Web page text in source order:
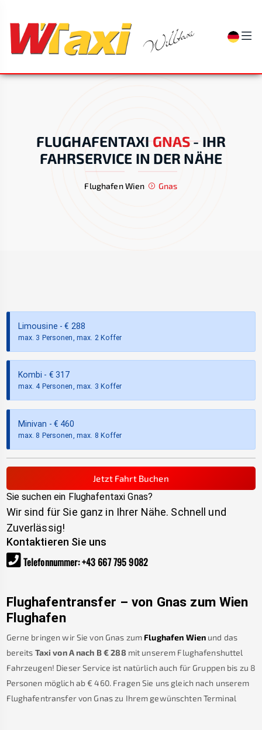
FLUGHAFENTAXI GNAS- IHR
FAHRSERVICE IN DER NÄHE
Flughafen Wien Gnas
Limousine - € 288
max. 3 Personen, max. 2 Koffer
Kombi - € 317
max. 4 Personen, max. 3 Koffer
Minivan - € 460
max. 8 Personen, max. 8 Koffer
Jetzt Fahrt Buchen
Sie suchen ein Flughafentaxi Gnas?
Wir sind für Sie ganz in Ihrer Nähe. Schnell und
Zuverlässig!
Kontaktieren Sie uns
Telefonnummer:+43 667 795 9082
Flughafentransfer – von Gnas zum Wien
Flughafen
Gerne bringen wir Sie von Gnas zum Flughafen Wien und das
bereits Taxi von A nach B€288 mit unserem Flughafenshuttel
Fahrzeugen! Dieser Service ist natürlich auch für Gruppen bis zu 8
Personen möglich ab € 460. Fragen Sie uns gleich nach unserem
Flughafentransfer von Gnaszu Ihrem gewünschten Terminal